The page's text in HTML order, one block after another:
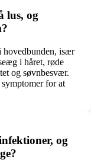
lus, og
hovedbunden, især
i håret, røde
og søvnbesvær.
for at
og